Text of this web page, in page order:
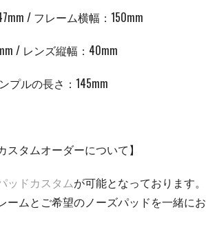
/ フレーム横幅：150mm
/ レンズ縦幅：40mm
プルの長さ： 145mm
スタムオーダーについて】
ッドカスタムが可能となっております。
ームとご希望のノーズパッドを一緒にお